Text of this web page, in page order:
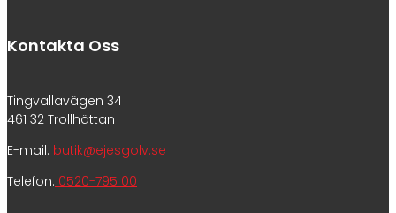
Kontakta Oss
Tingvallavägen 34
461 32 Trollhättan
E-mail: butik@ejesgolv.se
Telefon: 0520-795 00